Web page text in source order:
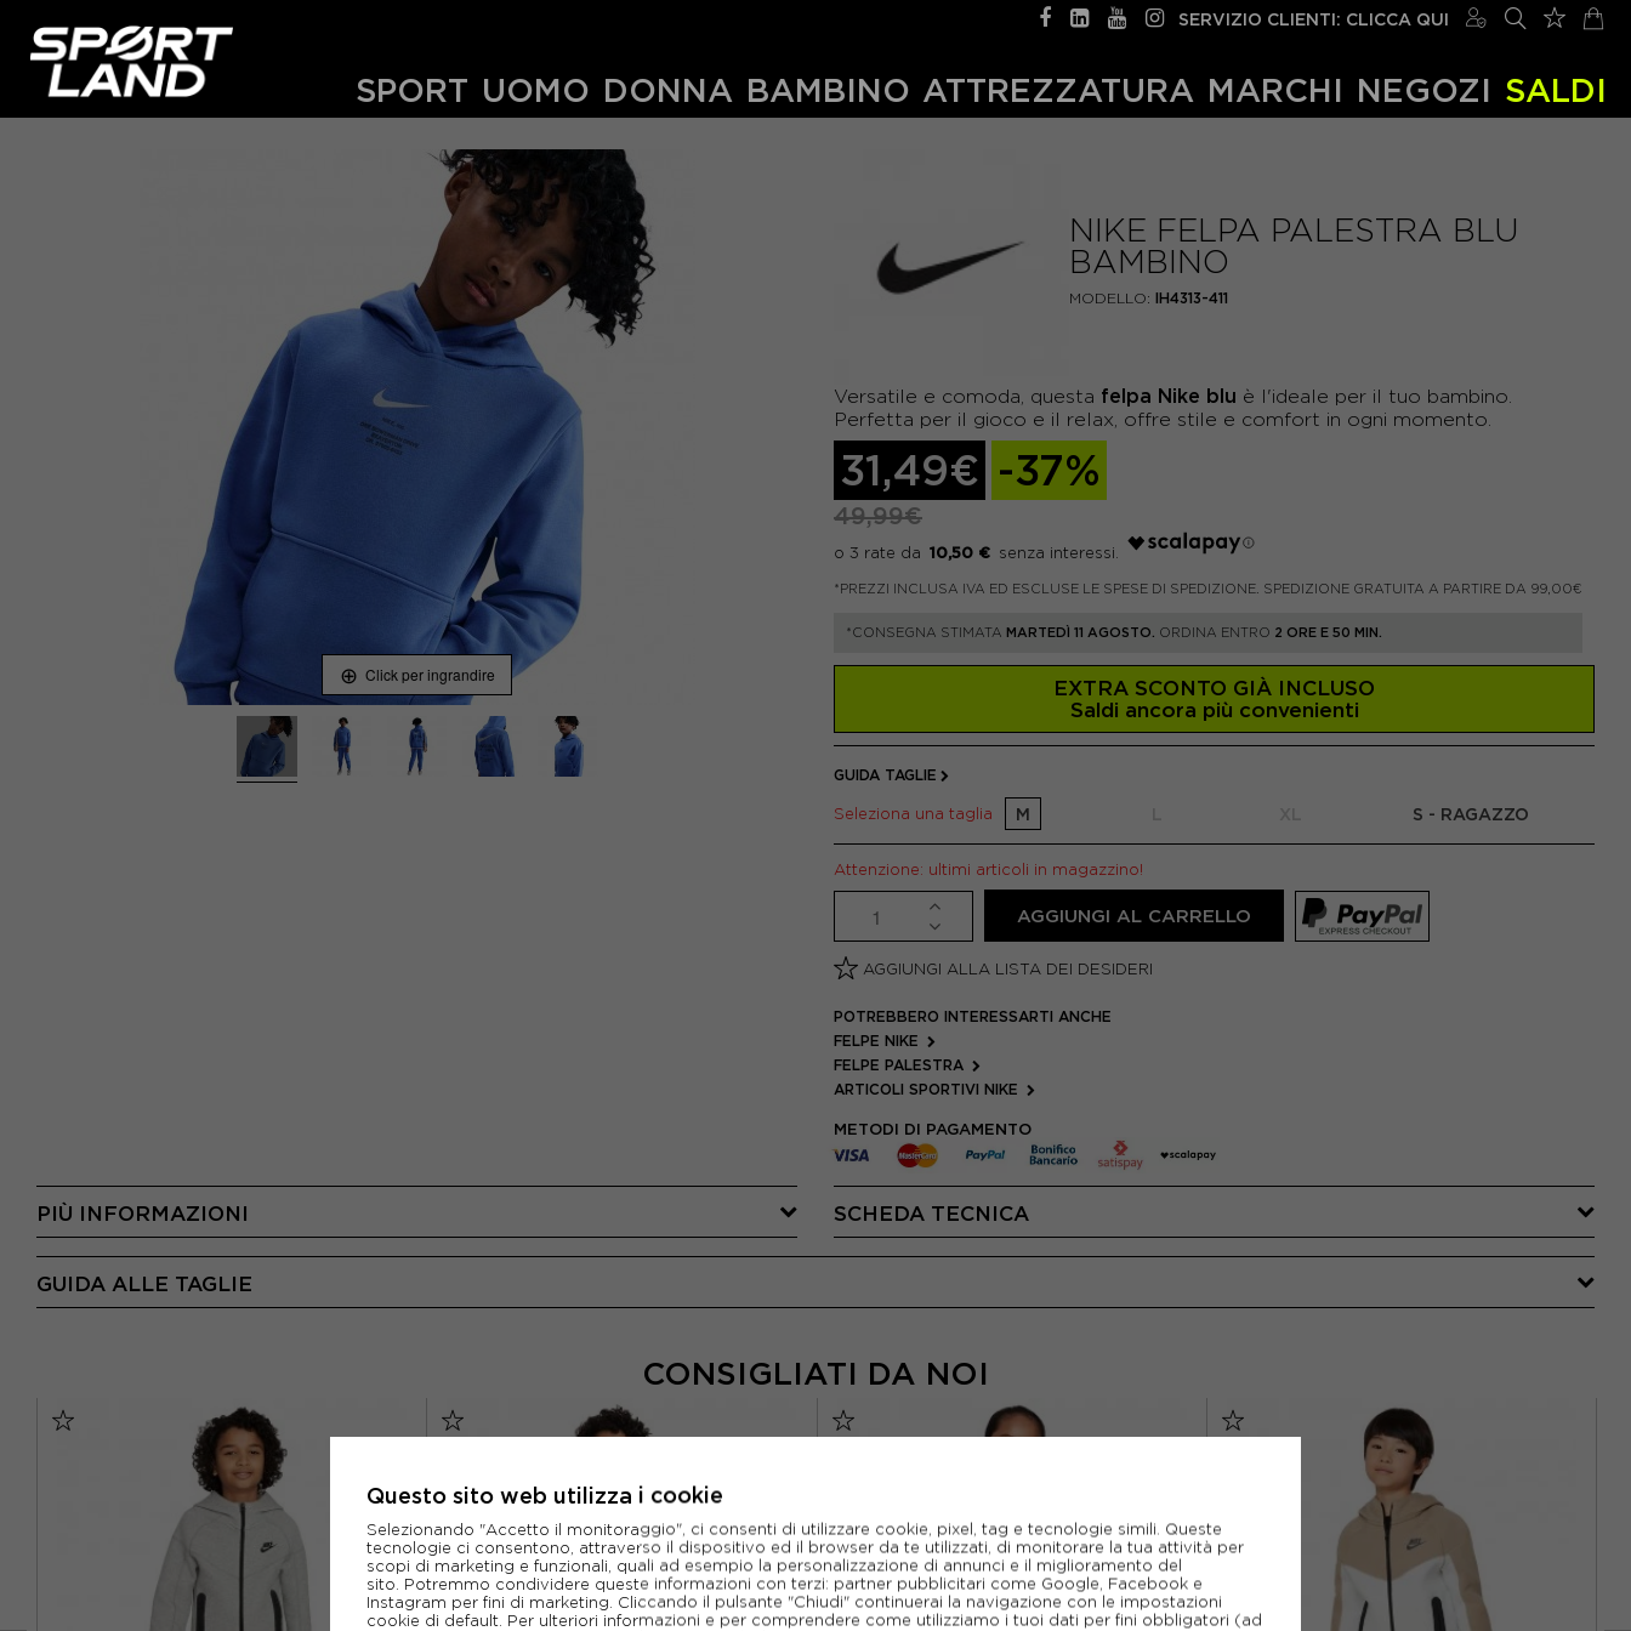
SERVIZIO CLIENTI: CLICCA QUI
SPORT UOMO DONNA BAMBINO ATTREZZATURA MARCHI NEGOZI SALDI
Click per ingrandire
NIKE FELPA PALESTRA BLU
BAMBINO
MODELLO: IH4313-411
Versatile e comoda, questa felpa Nike blu è l'ideale per il tuo bambino.
Perfetta per il gioco e il relax, offre stile e comfort in ogni momento.
31,49€ -37%
49,99€
10,50 €
*PREZZI INCLUSA IVA ED ESCLUSE LE SPESE DI SPEDIZIONE. SPEDIZIONE GRATUITA A PARTIRE DA 99,00€
*CONSEGNA STIMATA MARTEDÌ 11 AGOSTO. ORDINA ENTRO 2 ORE E 50 MIN.
EXTRA SCONTO GIÀ INCLUSO
Saldi ancora più convenienti
GUIDA TAGLIE
Seleziona una taglia M S - RAGAZZO
Attenzione: ultimi articoli in magazzino!
AGGIUNGI AL CARRELLO
AGGIUNGI ALLA LISTA DEI DESIDERI
POTREBBERO INTERESSARTI ANCHE
FELPE NIKE
FELPE PALESTRA
ARTICOLI SPORTIVI NIKE
METODI DI PAGAMENTO
PIÙ INFORMAZIONI SCHEDA TECNICA
GUIDA ALLE TAGLIE
CONSIGLIATI DA NOI
Questo sito web utilizza i cookie
Selezionando "Accetto il monitoraggio", ci consenti di utilizzare cookie, pixel, tag e tecnologie simili. Queste
tecnologie ci consentono, attraverso il dispositivo ed il browser da te utilizzati, di monitorare la tua attività per
scopi di marketing e funzionali, quali ad esempio la personalizzazione di annunci e il miglioramento del
sito. Potremmo condividere queste informazioni con terzi: partner pubblicitari come Google, Facebook e
Instagram per fini di marketing. Cliccando il pulsante "Chiudi" continuerai la navigazione con le impostazioni
cookie di default. Per ulteriori informazioni e per comprendere come utilizziamo i tuoi dati per fini obbligatori (ad